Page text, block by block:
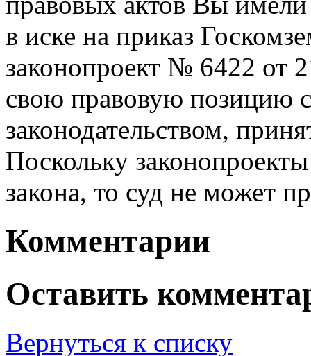
в иске на приказ
законопроект № 6422 от
свою правовую позицию
законодательством,
Поскольку
закона, то суд не может
Комментарии
Оставить
Вернуться к списку